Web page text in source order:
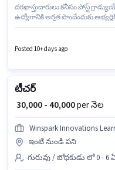
దరఖాస్తుదారులు కనీసం పోస్ట్
ఉద్యోగానికి అర్హత పొందేందుకు
జీతం అందుబాటులో ఉంది. ఈ ఖాళీ
- 5 ఏళ్లు సంవత్సరాల అనుభవం
Posted 10+ days ago
టీచర్
₹ 30,000 - 40,000per నెల
Winspark Innovations
ఇంటి నుండి పని
గురువు / బోధకుడు లో 0 - 6